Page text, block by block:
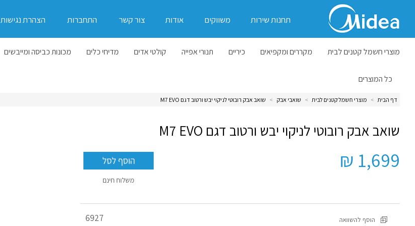
תחנות שירות
משווקים אודות צור קשר התחברות הצהרת נגישות
מוצרי חשמל קטנים לבית מקררים ומקפיאים כיריים תנורי אפייה קולטי אדים מדיחי כלים מכונות כביסה ומייבשים
כל המוצרים
דף הבית > מוצרי חשמל קטנים לבית > שואבי אבק > שואב אבק רובוטי לניקוי יבש ורטוב דגם M7 EVO
שואב אבק רובוטי לניקוי יבש ורטוב דגם M7 EVO
1,699 ₪
משלוח חינם
מק"ט
6927 הוסף להשוואה